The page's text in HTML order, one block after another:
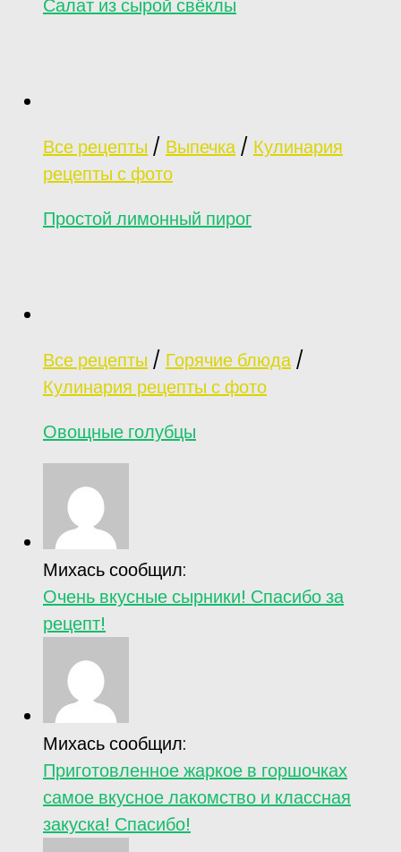
Салат из сырой свёклы
Все рецепты / Выпечка/ Кулинария
рецепты с фото
Простой лимонный пирог
Все рецепты / Горячие блюда/
Кулинария рецепты с фото
Овощные голубцы
Михась сообщил:
Очень вкусные сырники! Спасибо за
рецепт!
Михась сообщил:
Приготовленное жаркое в горшочках
самое вкусное лакомство и классная
закуска! Спасибо!